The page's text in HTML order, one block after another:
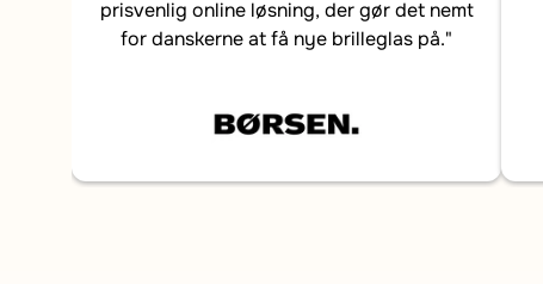
prisvenlig online løsning, der gør det nemt
for danskerne at få nye brilleglas på."